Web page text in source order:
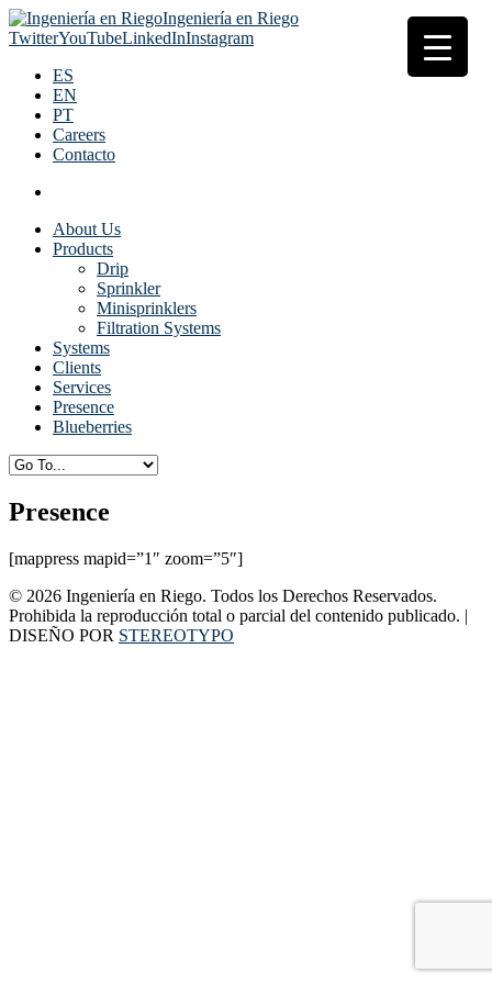
Ingeniería en Riego
TwitterYouTubeLinkedInInstagram
ES
EN
PT
Careers
Contacto
About Us
Products
Drip
Sprinkler
Minisprinklers
Filtration Systems
Systems
Clients
Services
Presence
Blueberries
Presence
[mappress mapid=”1″ zoom=”5″]
© 2026 Ingeniería en Riego. Todos los Derechos Reservados.
Prohibida la reproducción total o parcial del contenido publicado. |
DISEÑO POR STEREOTYPO